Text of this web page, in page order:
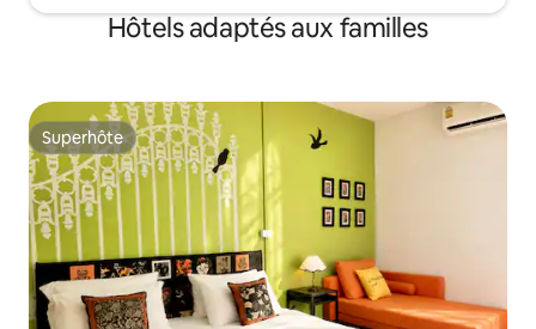
Consigne à bagages gratuite : que vous
arriviez tôt ou que vous partiez après le
Hôtels adaptés aux familles
Superhôte
Superhôte